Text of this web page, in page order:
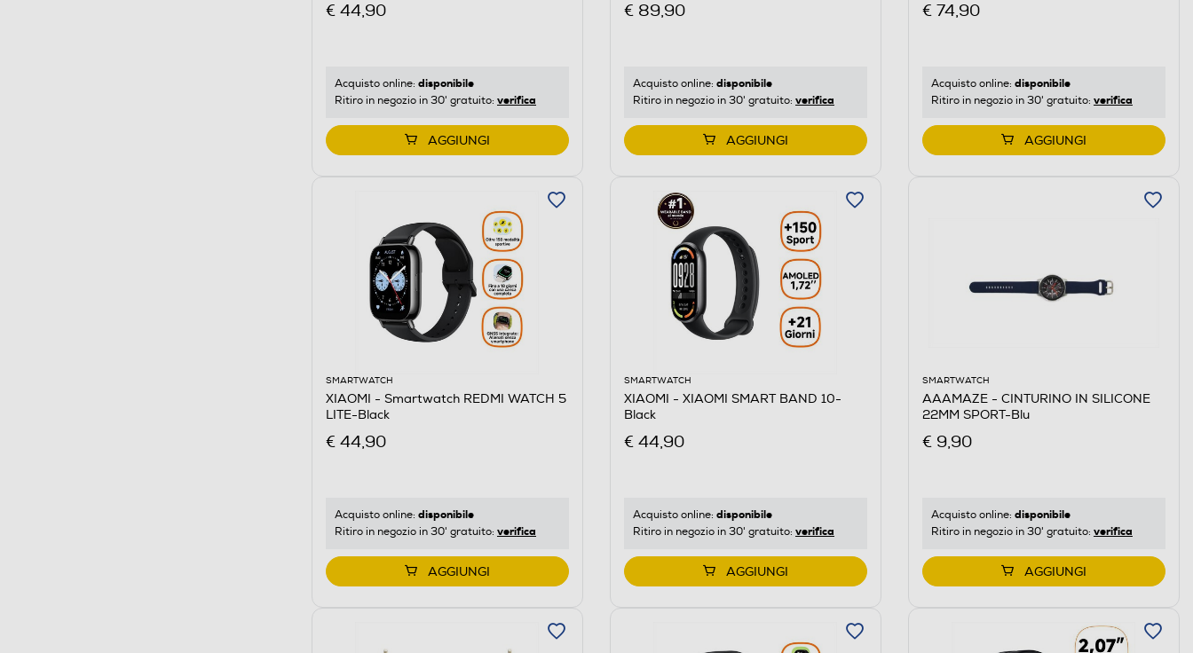
€ 44,90
Acquisto online: disponibile
Ritiro in negozio in 30' gratuito: verifica
AGGIUNGI
€ 89,90
Acquisto online: disponibile
Ritiro in negozio in 30' gratuito: verifica
AGGIUNGI
€ 74,90
Acquisto online: disponibile
Ritiro in negozio in 30' gratuito: verifica
AGGIUNGI
SMARTWATCH
XIAOMI - Smartwatch REDMI WATCH 5
LITE-Black
€ 44,90
Acquisto online: disponibile
Ritiro in negozio in 30' gratuito: verifica
AGGIUNGI
SMARTWATCH
XIAOMI - XIAOMI SMART BAND 10-
Black
€ 44,90
Acquisto online: disponibile
Ritiro in negozio in 30' gratuito: verifica
AGGIUNGI
SMARTWATCH
AAAMAZE - CINTURINO IN SILICONE
22MM SPORT-Blu
€ 9,90
Acquisto online: disponibile
Ritiro in negozio in 30' gratuito: verifica
AGGIUNGI